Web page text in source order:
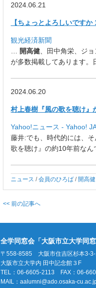
2024.06.21
【ちょっとよろしいです
観光経済新聞
開高健 、田中角栄、ジ
が多数掲載してあります。
2024.06.20
村上春樹『風の歌を聴け』
Yahoo!ニュース - Yahoo!
藤井:でも、時代的には、そ
歌を聴け』 の約10年前なん
ニュース /会員のひろば /開高健
<< 前の記事へ
全学同窓会「大阪市立大学同
〒558-8585 大阪市住吉区杉本3-
大阪市立大学内 田中記念館３F
TEL：06-6605-2113 FAX：06-
MAIL： aalumni@ado.osaka-